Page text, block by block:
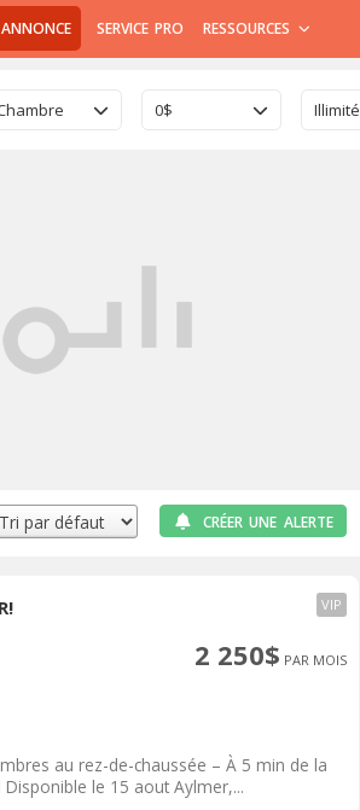
SERVICE PRO RESSOURCES
0$ Illimité
CRÉER UNE ALERTE
VIP
2 250$ PAR MOIS
au rez-de-chaussée – À 5 min de la
le 15 aout Aylmer,...